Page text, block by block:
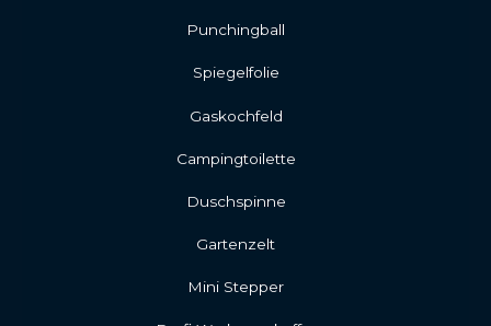
Punchingball
Spiegelfolie
Gaskochfeld
Campingtoilette
Duschspinne
Gartenzelt
Mini Stepper